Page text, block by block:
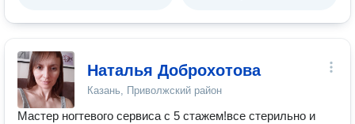
Наталья Доброхотова
Казань, Приволжский район
Мастер ногтевого сервиса с 5 стажем!все стерильно и